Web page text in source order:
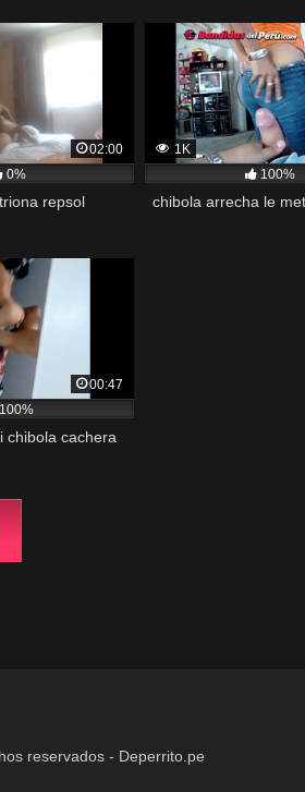
02:00
0%
repsol
1K
100%
chibola arrecha le
00:47
100%
chibola cachera
reservados - Deperrito.pe